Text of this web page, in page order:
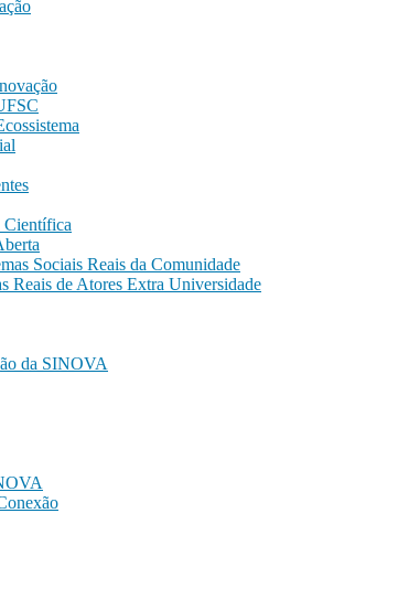
Científica
Sociais Reais da Comunidade
Reais de Atores Extra Universidade
da SINOVA